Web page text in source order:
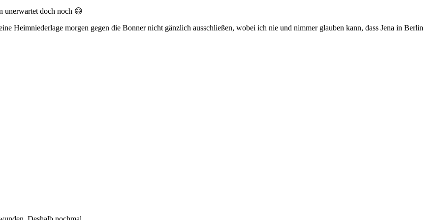
unerwartet doch noch 😅
Heimniederlage morgen gegen die Bonner nicht gänzlich ausschließen, wobei ich nie und nimmer glauben kann, dass Jena in Berlin